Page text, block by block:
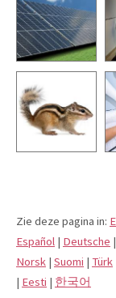
Zie deze pagina in:
Español | Deutsche |
Norsk | Suomi | Türk
| Eesti | 한국어